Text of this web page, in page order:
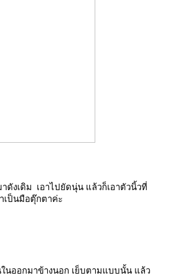
ดังเดิม เอาไปยัดนุ่น แล้วก็เอาตัวนิ้วที่
เป็นมือตุ๊กตาค่ะ
นออกมาข้างนอก เย็บตามแบบนั้น แล้ว